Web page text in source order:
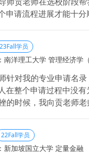
申请流程进展才能十分
23Fall学员
南洋理工大学 管理经济学
针对我的专业申请名
在整个申请过程中没
的时候，我向贡老师
项目的要求的，只是
的情绪下，申请导师
22Fall学员
新加坡国立大学 定量金融